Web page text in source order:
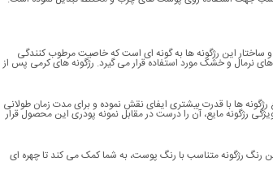
ساختار این رژگونه ها به گونه ای است که خاصیت مرطوب کنندگی
نرمال و خشک مورد استفاده قرار می گیرد. رژگونه های کرمی پس از
ها با قدرت بیشتری ایفای نقش نموده و برای مدت زمان طولانی
رژگونه مایع، آن را درست در مقابل نمونه پودری این محصول قرار
رنگ رژگونه متناسب با رنگ پوست، به شما کمک می کند تا چهره ای